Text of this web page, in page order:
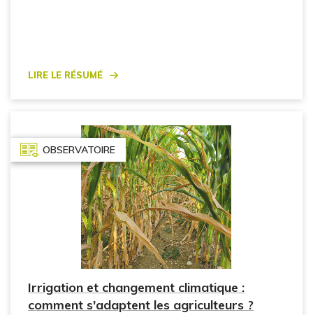
Lire le résumé
OBSERVATOIRE
Irrigation et changement climatique :
comment s'adaptent les agriculteurs ?